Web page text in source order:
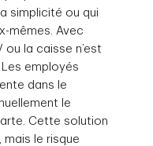
simplicité ou qui
mêmes. Avec
la caisse n’est
employés
dans le
le
Cette solution
le risque